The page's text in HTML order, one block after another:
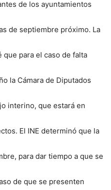
de los ayuntamientos
de septiembre próximo. La
para el caso de falta
la Cámara de Diputados
interino, que estará en
El INE determinó que la
para dar tiempo a que se
de que se presenten